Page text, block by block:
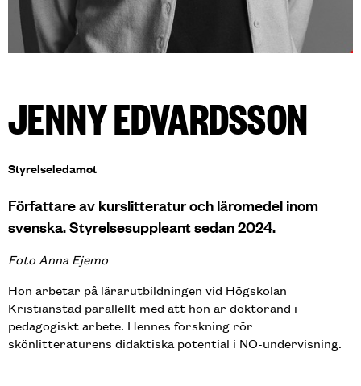
JENNY EDVARDSSON
Titel:
Styrelseledamot
Författare av kurslitteratur och läromedel inom
svenska. Styrelsesuppleant sedan 2024.
Foto Anna Ejemo
Hon arbetar på lärarutbildningen vid Högskolan
Kristianstad parallellt med att hon är doktorand i
pedagogiskt arbete. Hennes forskning rör
skönlitteraturens didaktiska potential i NO-undervisning.